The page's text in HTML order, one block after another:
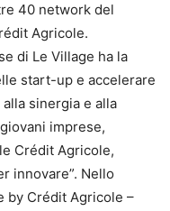
40 network del
Agricole.
di Le Village ha la
start-up e accelerare
sinergia e alla
imprese,
Crédit Agricole,
innovare”. Nello
by Crédit Agricole –